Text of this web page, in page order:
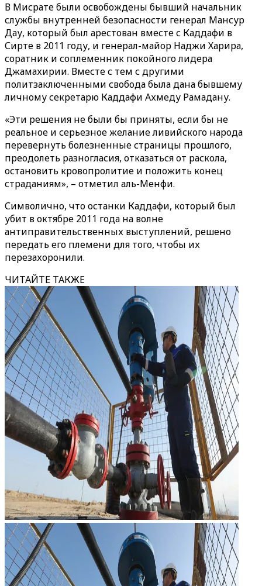
В Мисрате были освобождены бывший начальник
службы внутренней безопасности генерал Мансур
Дау, который был арестован вместе с Каддафи в
Сирте в 2011 году, и генерал-майор Наджи Харира,
соратник и соплеменник покойного лидера
Джамахирии. Вместе с тем с другими
политзаключенными свобода была дана бывшему
личному секретарю Каддафи Ахмеду Рамадану.
«Эти решения не были бы приняты, если бы не
реальное и серьезное желание ливийского народа
перевернуть болезненные страницы прошлого,
преодолеть разногласия, отказаться от раскола,
остановить кровопролитие и положить конец
страданиям», – отметил аль-Менфи.
Символично, что останки Каддафи, который был
убит в октябре 2011 года на волне
антиправительственных выступлений, решено
передать его племени для того, чтобы их
перезахоронили.
ЧИТАЙТЕ ТАКЖЕ